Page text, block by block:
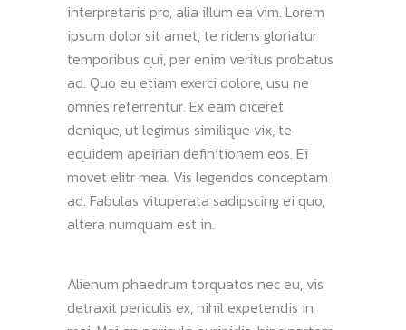
interpretaris pro, alia illum ea vim. Lorem
ipsum dolor sit amet, te ridens gloriatur
temporibus qui, per enim veritus probatus
ad. Quo eu etiam exerci dolore, usu ne
omnes referrentur. Ex eam diceret
denique, ut legimus similique vix, te
equidem apeirian definitionem eos. Ei
movet elitr mea. Vis legendos conceptam
ad. Fabulas vituperata sadipscing ei quo,
altera numquam est in.
Alienum phaedrum torquatos nec eu, vis
detraxit periculis ex, nihil expetendis in